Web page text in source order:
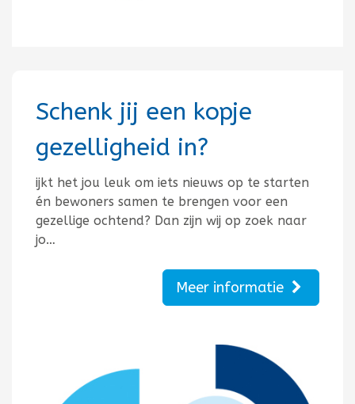
Schenk jij een kopje
gezelligheid in?
ijkt het jou leuk om iets nieuws op te starten
én bewoners samen te brengen voor een
gezellige ochtend? Dan zijn wij op zoek naar
jo…
Meer informatie